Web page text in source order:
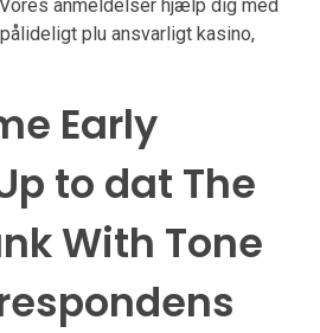
anmeldelser hjælp dig med
plu ansvarligt kasino,
Early
to dat The
With Tone